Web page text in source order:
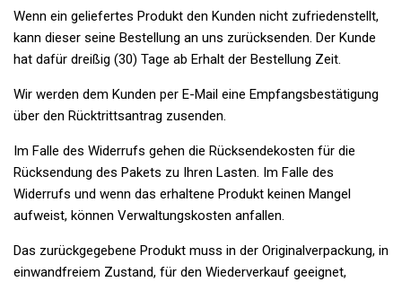
Wenn ein geliefertes Produkt den Kunden nicht zufriedenstellt,
kann dieser seine Bestellung an uns zurücksenden. Der Kunde
hat dafür dreißig (30) Tage ab Erhalt der Bestellung Zeit.
Wir werden dem Kunden per E-Mail eine Empfangsbestätigung
über den Rücktrittsantrag zusenden.
Im Falle des Widerrufs gehen die Rücksendekosten für die
Rücksendung des Pakets zu Ihren Lasten. Im Falle des
Widerrufs und wenn das erhaltene Produkt keinen Mangel
aufweist, können Verwaltungskosten anfallen.
Das zurückgegebene Produkt muss in der Originalverpackung, in
einwandfreiem Zustand, für den Wiederverkauf geeignet,